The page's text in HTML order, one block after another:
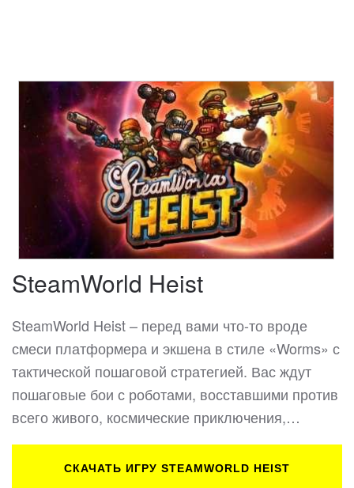
SteamWorld Heist
SteamWorld Heist – перед вами что-то вроде
смеси платформера и экшена в стиле «Worms» с
тактической пошаговой стратегией. Вас ждут
пошаговые бои с роботами, восставшими против
всего живого, космические приключения,…
СКАЧАТЬ ИГРУ STEAMWORLD HEIST